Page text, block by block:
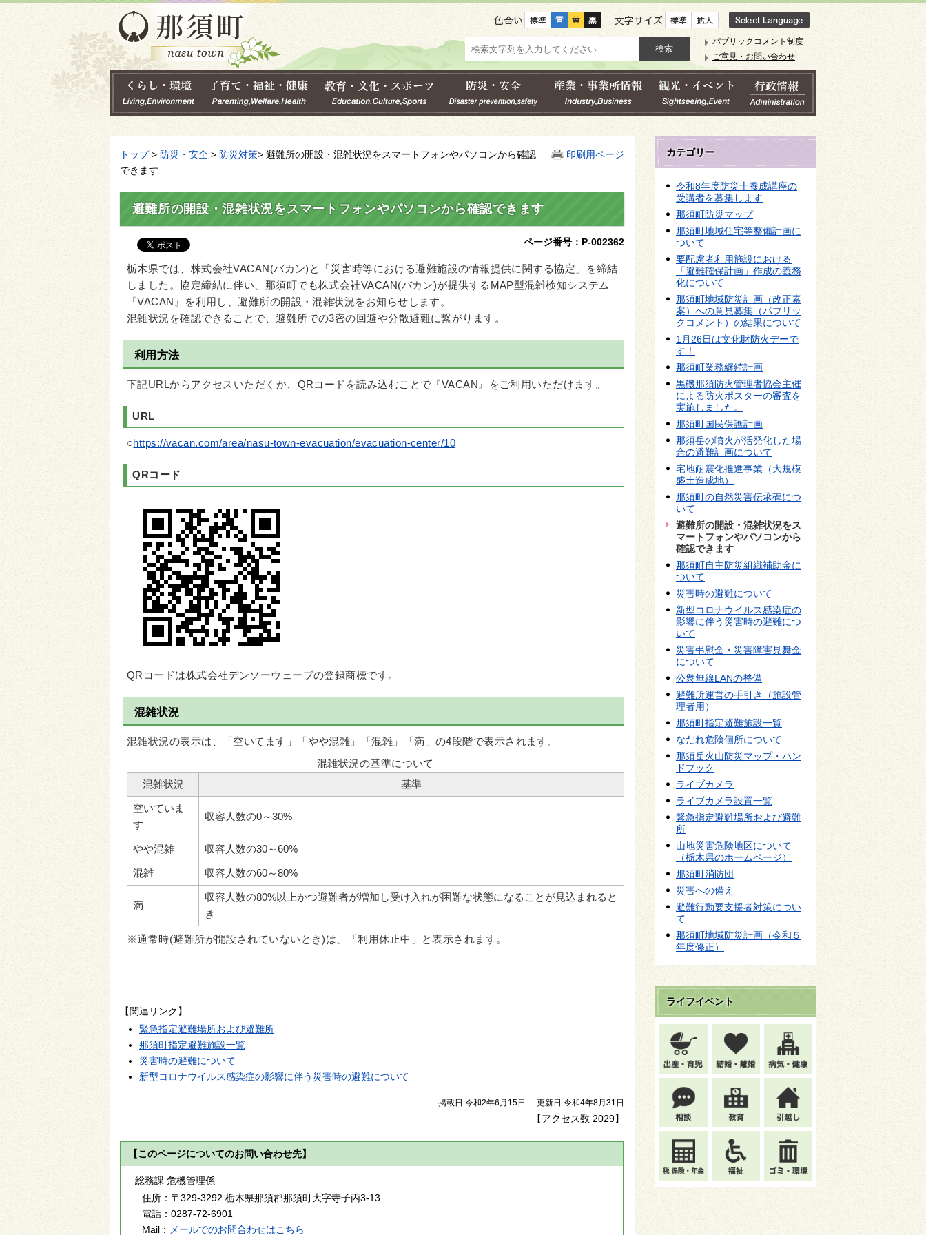
色合い 文字サイズ
パブリックコメント制度
ご意見・お問い合わせ
印刷用ページ
トップ> 防災・安全 > 防災対策> 避難所の開設・混雑状況をスマートフォンやパソコンから確認
できます
避難所の開設・混雑状況をスマートフォンやパソコンから確認できます
ページ番号：P-002362
栃木県では、株式会社VACAN(バカン)と「災害時等における避難施設の情報提供に関する協定」を締結
しました。協定締結に伴い、那須町でも株式会社VACAN(バカン)が提供するMAP型混雑検知システム
『VACAN』を利用し、避難所の開設・混雑状況をお知らせします。
混雑状況を確認できることで、避難所での3密の回避や分散避難に繋がります。
利用方法
下記URLからアクセスいただくか、QRコードを読み込むことで『VACAN』をご利用いただけます。
URL
○https://vacan.com/area/nasu-town-evacuation/evacuation-center/10
QRコード
QRコードは株式会社デンソーウェーブの登録商標です。
混雑状況
混雑状況の表示は、「空いてます」「やや混雑」「混雑」「満」の4段階で表示されます。
混雑状況の基準について
混雑状況
基準
空いていま
す
収容人数の0～30%
やや混雑 収容人数の30～60%
混雑 収容人数の60～80%
満
収容人数の80%以上かつ避難者が増加し受け入れが困難な状態になることが見込まれると
き
※通常時(避難所が開設されていないとき)は、「利用休止中」と表示されます。
【関連リンク】
緊急指定避難場所および避難所
那須町指定避難施設一覧
災害時の避難について
新型コロナウイルス感染症の影響に伴う災害時の避難について
掲載日 令和2年6月15日 更新日 令和4年8月31日
【アクセス数 2029】
【このページについてのお問い合わせ先】
総務課 危機管理係
住所： 〒329-3292 栃木県那須郡那須町大字寺子丙3-13
電話： 0287-72-6901
Mail： メールでのお問合わせはこちら
カテゴリー
令和8年度防災士養成講座の
受講者を募集します
那須町防災マップ
那須町地域住宅等整備計画に
ついて
要配慮者利用施設における
「避難確保計画」作成の義務
化について
那須町地域防災計画（改正素
案）への意見募集（パブリッ
クコメント）の結果について
1月26日は文化財防火デーで
す！
那須町業務継続計画
黒磯那須防火管理者協会主催
による防火ポスターの審査を
実施しました。
那須町国民保護計画
那須岳の噴火が活発化した場
合の避難計画について
宅地耐震化推進事業（大規模
盛土造成地）
那須町の自然災害伝承碑につ
いて
避難所の開設・混雑状況をス
マートフォンやパソコンから
確認できます
那須町自主防災組織補助金に
ついて
災害時の避難について
新型コロナウイルス感染症の
影響に伴う災害時の避難につ
いて
災害弔慰金・災害障害見舞金
について
公衆無線LANの整備
避難所運営の手引き（施設管
理者用）
那須町指定避難施設一覧
なだれ危険個所について
那須岳火山防災マップ・ハン
ドブック
ライブカメラ
ライブカメラ設置一覧
緊急指定避難場所および避難
所
山地災害危険地区について
（栃木県のホームページ）
那須町消防団
災害への備え
避難行動要支援者対策につい
て
那須町地域防災計画（令和５
年度修正）
ライフイベント